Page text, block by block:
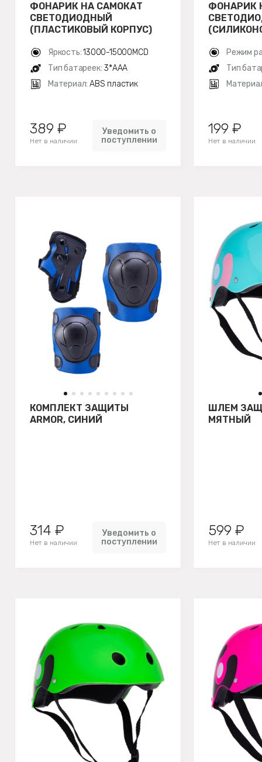
ФОНАРИК НА САМОКАТ
СВЕТОДИОДНЫЙ
(ПЛАСТИКОВЫЙ КОРПУС)
Яркость:13000-15000MCD
Тип батареек: 3*ААA
Материал: ABS пластик
389 ₽
Нет в наличии
Уведомить о
поступлении
ФОНАРИК
Режим
Тип
199 ₽
Нет в наличии
КОМПЛЕКТ ЗАЩИТЫ
ARMOR, СИНИЙ
314 ₽
Нет в наличии
Уведомить о
поступлении
ШЛЕМ
МЯТНЫЙ
599 ₽
Нет в наличии